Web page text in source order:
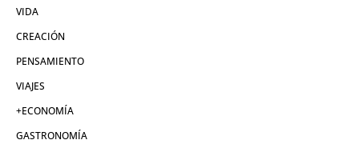
VIDA
CREACIÓN
PENSAMIENTO
VIAJES
+ECONOMÍA
GASTRONOMÍA